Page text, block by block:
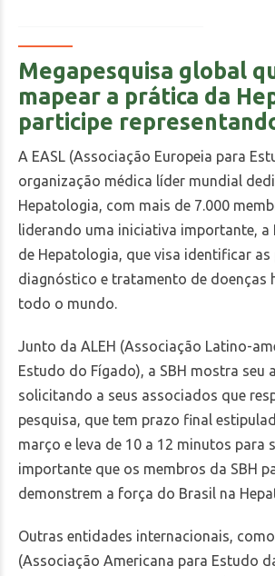
Megapesquisa global
mapear a prática da
participe
A EASL (Associação Europeia para
organização médica líder mundial
Hepatologia, com mais de 7.000
liderando uma iniciativa importante, a
de Hepatologia, que visa identificar as
diagnóstico e tratamento de doenças
todo o mundo.
Junto da ALEH (Associação Latino-
Estudo do Fígado), a SBH mostra seu
solicitando a seus associados que
pesquisa, que tem prazo final
março e leva de 10 a 12 minutos para
importante que os membros da SBH
demonstrem a força do Brasil na
Outras entidades internacionais, como
(Associação Americana para Estudo